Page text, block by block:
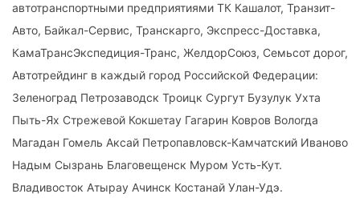
автотранспортными предприятиями ТК Кашалот, Транзит-
Авто, Байкал-Сервис, Транскарго, Экспресс-Доставка,
КамаТрансЭкспедиция-Транс, ЖелдорСоюз, Семьсот дорог,
Автотрейдинг в каждый город Российской Федерации:
Зеленоград Петрозаводск Троицк Сургут Бузулук Ухта
Пыть-Ях Стрежевой Кокшетау Гагарин Ковров Вологда
Магадан Гомель Аксай Петропавловск-Камчатский Иваново
Надым Сызрань Благовещенск Муром Усть-Кут.
Владивосток Атырау Ачинск Костанай Улан-Удэ.